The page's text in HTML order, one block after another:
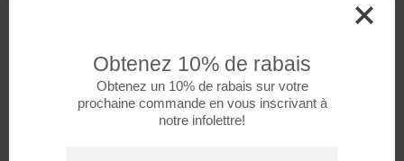
accompagnera votre enfant à l’heure du repos ou du jeu et
Seulement les prénoms seront acceptés pour les broderies.
Obtenez 10% de rabais
Obtenez un 10% de rabais sur votre
prochaine commande en vous inscrivant à
notre infolettre!